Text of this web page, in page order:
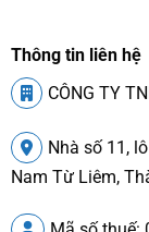
Thông tin liên hệ
CÔNG TY
Nhà số 11,
Nam Từ Liêm,